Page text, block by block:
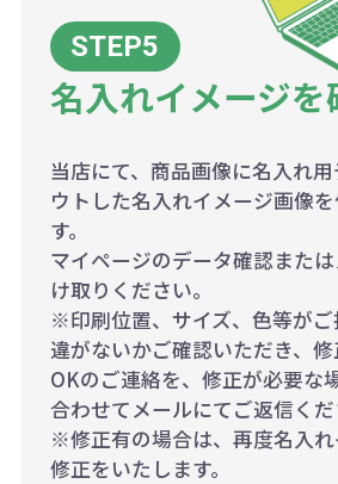
名入れイメージを
当店にて、商品画像に名入れ
ウトした名入れイメージ画像
す。
マイページのデータ確認また
け取りください。
※印刷位置、サイズ、色等が
違がないかご確認いただき、
OKのご連絡を、修正が必要な
合わせてメールにてご返信くだ
※修正有の場合は、再度名入
修正をいたします。